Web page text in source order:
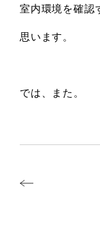
室内環境を確認
思います。
では、また。